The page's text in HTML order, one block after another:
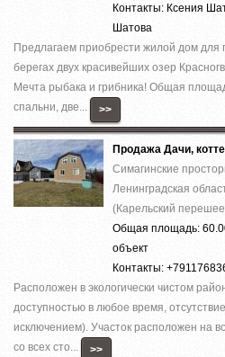
Контакты: Ксения
Шатова
Предлагаем приобрести жилой дом для
берегах двух красивейших озер
Мечта рыбака и грибника! Общая
спальни, две...
>>
Продажа Дачи,
Симагинские
Ленинградская
(Карельский
Общая площадь:
объект
Контакты:
Расположен в экологически чистом
доступностью в любое время,
исключением). Участок расположен на
со всех сто...
>>